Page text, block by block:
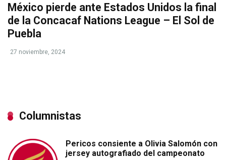
México pierde ante Estados Unidos la final
de la Concacaf Nations League – El Sol de
Puebla
27 noviembre, 2024
Columnistas
Pericos consiente a Olivia Salomón con
jersey autografiado del campeonato